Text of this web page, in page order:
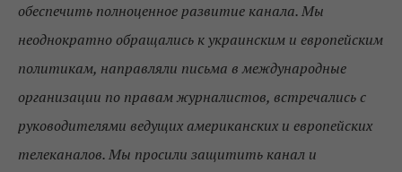
обеспечить полноценное развитие канала. Мы
неоднократно обращались к украинским и европейским
политикам, направляли письма в международные
организации по правам журналистов, встречались с
руководителями ведущих американских и европейских
телеканалов. Мы просили защитить канал и